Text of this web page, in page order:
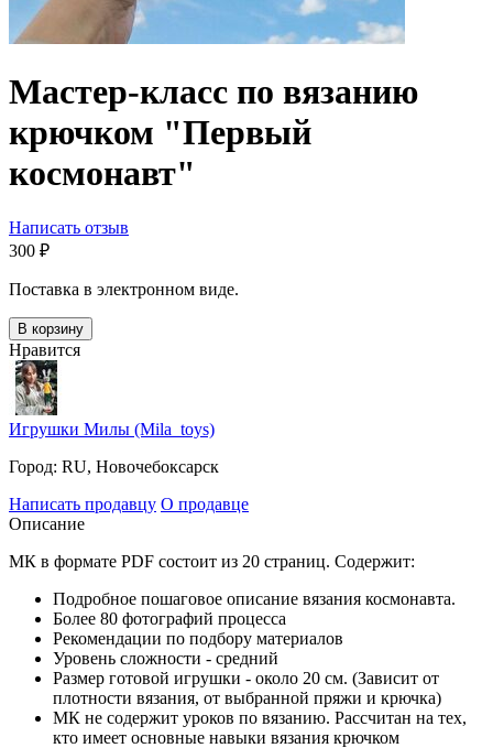
Мастер-класс по вязанию
крючком "Первый
космонавт"
Написать отзыв
‍300‍ ₽
Поставка в электронном виде.
В корзину
Нравится
Игрушки Милы (Mila_toys)
Город: RU, Новочебоксарск
Написать продавцу О продавце
Описание
МК в формате PDF состоит из 20 страниц. Содержит:
Подробное пошаговое описание вязания космонавта.
Более 80 фотографий процесса
Рекомендации по подбору материалов
Уровень сложности - средний
Размер готовой игрушки - около 20 см. (Зависит от
плотности вязания, от выбранной пряжи и крючка)
МК не содержит уроков по вязанию. Рассчитан на тех,
кто имеет основные навыки вязания крючком